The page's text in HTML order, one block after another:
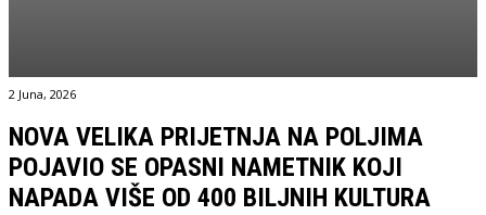
2 Juna, 2026
NOVA VELIKA PRIJETNJA NA POLJIMA
POJAVIO SE OPASNI NAMETNIK KOJI
NAPADA VIŠE OD 400 BILJNIH KULTURA